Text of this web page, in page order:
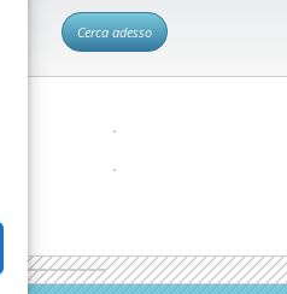
Cerca adesso